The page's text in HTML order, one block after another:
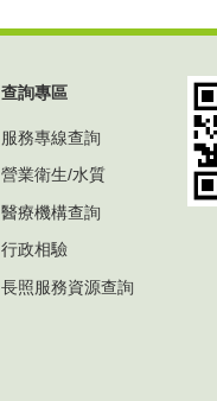
查詢專區
服務專線查詢
營業衛生/水質
醫療機構查詢
行政相驗
長照服務資源查詢